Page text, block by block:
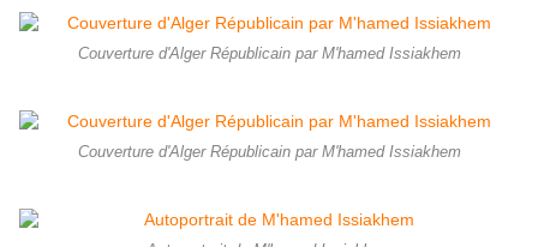
Couverture d'Alger Républicain par M'hamed Issiakhem
Couverture d'Alger Républicain par M'hamed Issiakhem